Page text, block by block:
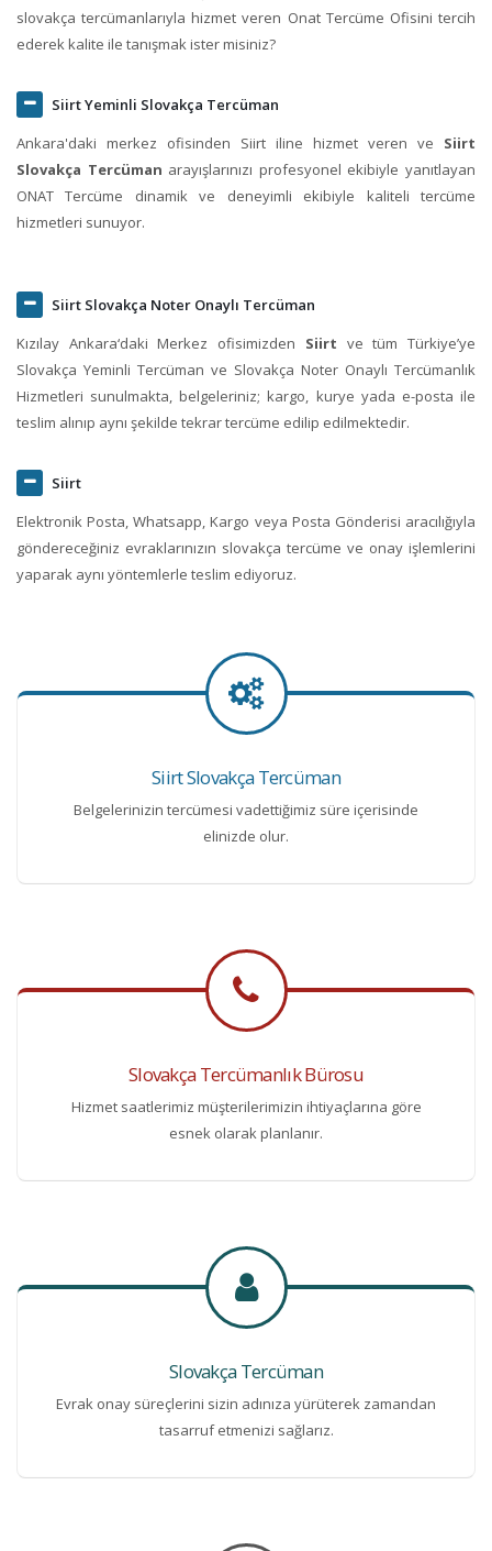
slovakça tercümanlarıyla hizmet veren Onat Tercüme Ofisini tercih
ederek kalite ile tanışmak ister misiniz?
Siirt Yeminli Slovakça Tercüman
Ankara'daki merkez ofisinden Siirt iline hizmet veren ve Siirt
Slovakça Tercüman arayışlarınızı profesyonel ekibiyle yanıtlayan
ONAT Tercüme dinamik ve deneyimli ekibiyle kaliteli tercüme
hizmetleri sunuyor.
Siirt Slovakça Noter Onaylı Tercüman
Kızılay Ankara‘daki Merkez ofisimizden Siirt ve tüm Türkiye’ye
Slovakça Yeminli Tercüman ve Slovakça Noter Onaylı Tercümanlık
Hizmetleri sunulmakta, belgeleriniz; kargo, kurye yada e-posta ile
teslim alınıp aynı şekilde tekrar tercüme edilip edilmektedir.
Siirt
Elektronik Posta, Whatsapp, Kargo veya Posta Gönderisi aracılığıyla
göndereceğiniz evraklarınızın slovakça tercüme ve onay işlemlerini
yaparak aynı yöntemlerle teslim ediyoruz.
Siirt Slovakça Tercüman
Belgelerinizin tercümesi vadettiğimiz süre içerisinde
elinizde olur.
Slovakça Tercümanlık Bürosu
Hizmet saatlerimiz müşterilerimizin ihtiyaçlarına göre
esnek olarak planlanır.
Slovakça Tercüman
Evrak onay süreçlerini sizin adınıza yürüterek zamandan
tasarruf etmenizi sağlarız.